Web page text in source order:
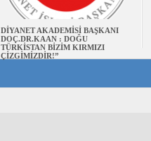
DİYANET AKADEMİSİ BAŞKANI
DOÇ.DR.KAAN : DOĞU
TÜRKİSTAN BİZİM KIRMIZI
ÇİZGİMİZDİR!”